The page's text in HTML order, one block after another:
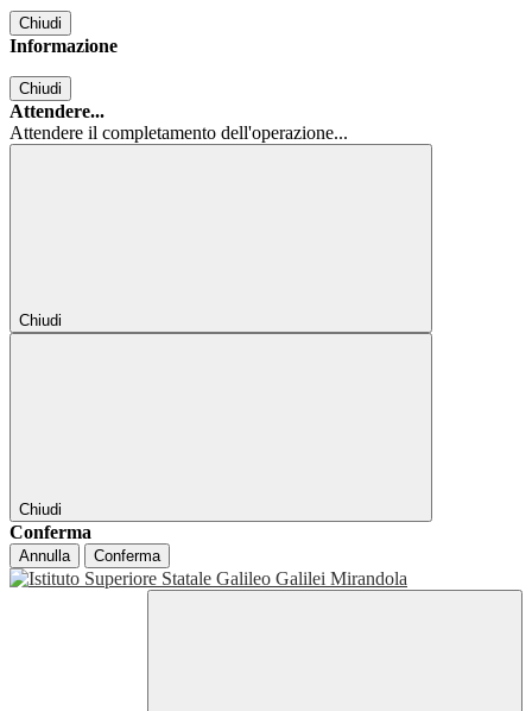
Chiudi
Informazione
Chiudi
Attendere...
Attendere il completamento dell'operazione...
Chiudi
Chiudi
Conferma
Annulla Conferma